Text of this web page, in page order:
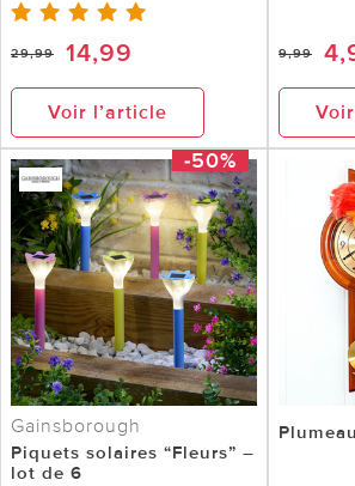
29,99 14,99
Voir l’article
9,99
-50%
Gainsborough
Piquets solaires “Fleurs” –
lot de 6